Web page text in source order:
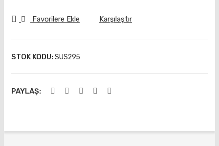
)
Favorilere Ekle Karşılaştır
STOK KODU: SUS295
PAYLAŞ: